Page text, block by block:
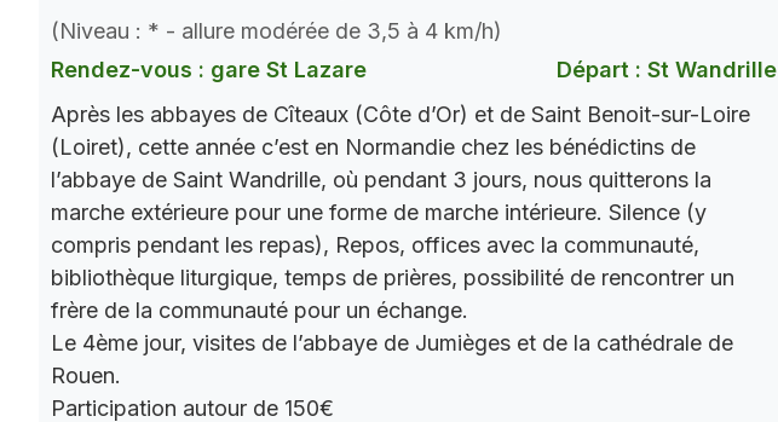
(Niveau : * - allure modérée de 3,5 à 4 km/h)
Rendez-vous : gare St Lazare
Départ : St Wandrille
Après les abbayes de Cîteaux (Côte d’Or) et de Saint Benoit-sur-Loire
(Loiret), cette année c’est en Normandie chez les bénédictins de
l’abbaye de Saint Wandrille, où pendant 3 jours, nous quitterons la
marche extérieure pour une forme de marche intérieure. Silence (y
compris pendant les repas), Repos, offices avec la communauté,
bibliothèque liturgique, temps de prières, possibilité de rencontrer un
frère de la communauté pour un échange.
Le 4ème jour, visites de l’abbaye de Jumièges et de la cathédrale de
Rouen.
Participation autour de 150€